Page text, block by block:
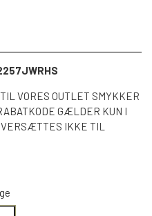
VORES OUTLET SMYKKER
GÆLDER KUN I
IKKE TIL